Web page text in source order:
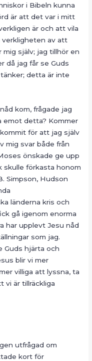
i Bibeln kunna
är att det var i mitt
är och att vila
verkligheten av att
själv; jag tillhör en
då jag får se Guds
detta är inte
kom, frågade jag
emot detta? Kommer
för att jag själv
mig svar både från
önskade ge upp
skulle förkasta honom
Simpson, Hudson
länderna kris och
gå igenom enorma
har upplevt Jesu nåd
som jag.
Guds hjärta och
blir vi mer
villiga att lyssna, ta
vi är tillräckliga
utfrågad om
kort för